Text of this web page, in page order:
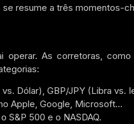
resume a três momentos-
operar. As corretoras,
Dólar), GBP/JPY (Libra vs.
Apple, Google, Microsoft…
S&P 500 e o NASDAQ.